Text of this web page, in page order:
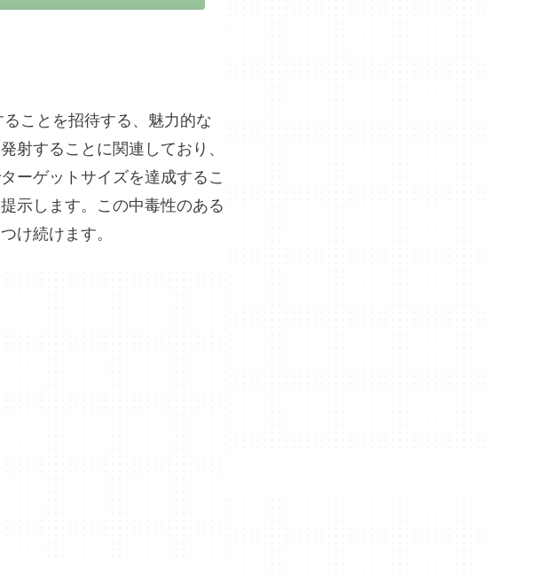
ことを招待する、魅力的な
射することに関連しており、
ーゲットサイズを達成するこ
示します。この中毒性のある
け続けます。